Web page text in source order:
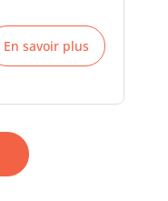
En savoir plus